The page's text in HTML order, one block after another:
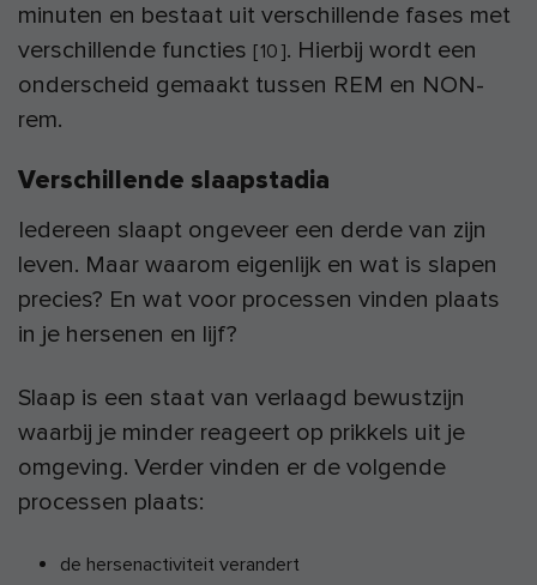
minuten en bestaat uit verschillende fases met
verschillende functies [10 ]. Hierbij wordt een
onderscheid gemaakt tussen REM en NON-
rem.
Verschillende slaapstadia
Iedereen slaapt ongeveer een derde van zijn
leven. Maar waarom eigenlijk en wat is slapen
precies? En wat voor processen vinden plaats
in je hersenen en lijf?
Slaap is een staat van verlaagd bewustzijn
waarbij je minder reageert op prikkels uit je
omgeving. Verder vinden er de volgende
processen plaats:
de hersenactiviteit verandert